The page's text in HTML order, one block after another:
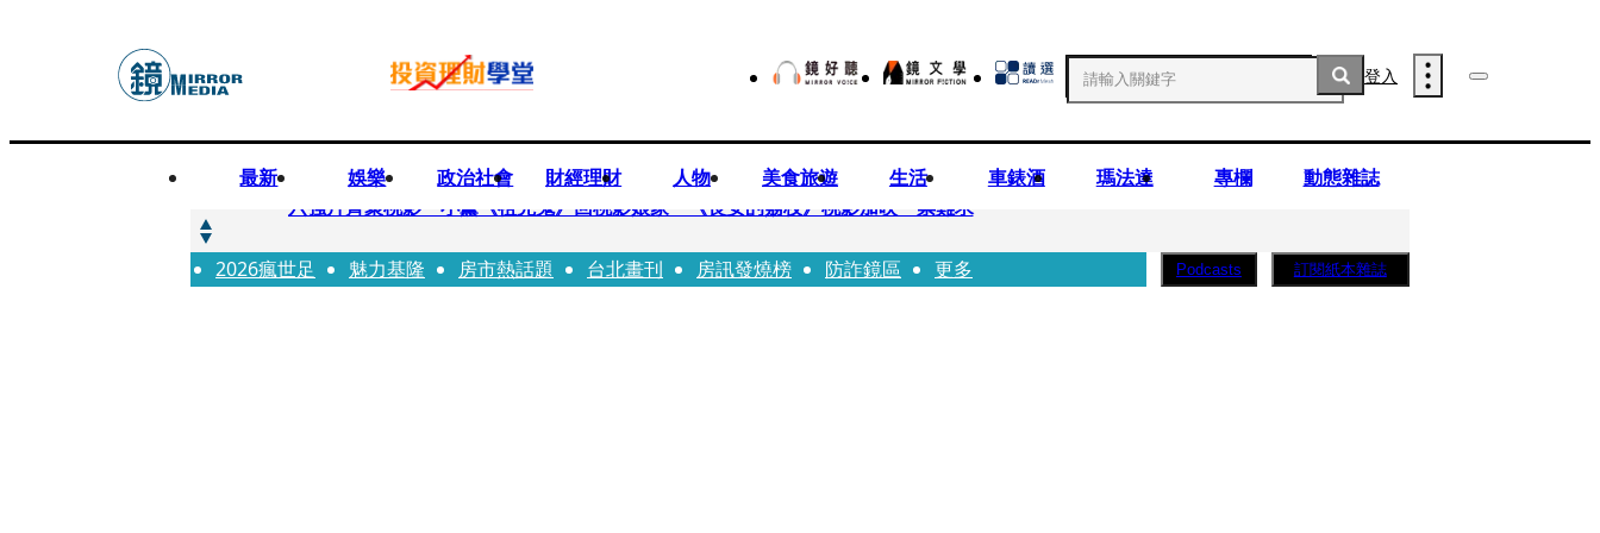
登入
最新 娛樂 政治社會 財經理財 人物 美食旅遊 生活 車錶酒 瑪法達 專欄 動態雜誌
快訊
六強片齊聚桃影 小薰《祖先鬼》回桃影娘家 《長安的荔枝》桃影加映一票難求
快訊
慈濟買BNT遭詐10.6億！ 醫揭蔣萬安「翻車現場」：陳時中當年是阻止被騙
2026瘋世足 魅力基隆 房市熱話題 台北畫刊 房訊發燒榜 防詐鏡區 更多 Podcasts 訂閱紙本雜誌